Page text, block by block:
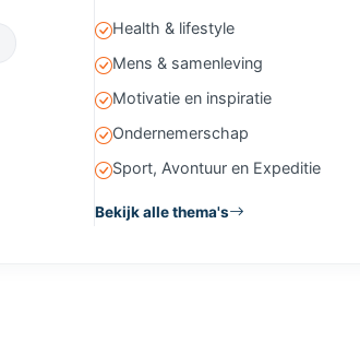
Health & lifestyle
Mens & samenleving
Motivatie en inspiratie
Ondernemerschap
Sport, Avontuur en Expeditie
Bekijk alle thema's